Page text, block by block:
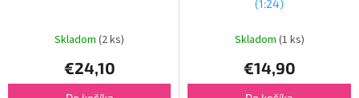
Skladom (2 ks)
€24,10
(1:24)
Skladom (1 ks)
€14,90